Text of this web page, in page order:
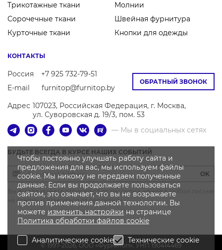
Трикотажные ткани
Сорочечные ткани
Курточные ткани
Молнии
Швейная фурнитура
Кнопки для одежды
ОБРАТНЫЙ ЗВОНОК
КОНТАКТЫ
Россия
+7 925 732-79-51
E-mail
furnitop@furnitop.by
Адрес 107023, Российская Федерация, г. Москва,
ул. Суворовская д. 19/3, пом. 53
— Мы в социальных сетях
БУДЬТЕ ВСЕГДА В КУРСЕ НАШИХ СОБЫТИЙ
OK
Вы всегда можете отписаться от рассылки, нажав в любом письме
на ссылку «Отписаться от рассылки»
© 1997-2026, OOO «Фурнитоп», УНП 190414469
Чтобы постоянно улучшать работу сайта и
предложения для вас, мы используем файлы
cookie. Мы никому не передаем полученные
данные. Если вы продолжаете пользоваться
сайтом, это означает, что вы не возражаете
против применения данной технологии. Вы
можете изменить настройки на странице
Политика обработки файлов cookie
Аналитические cookie Технические cookie